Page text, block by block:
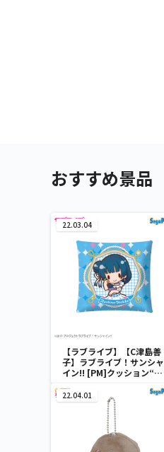
おすすめ景品
22.03.04
【ラブライブ】【C津島善
子】ラブライブ！サンシャ
イン!! [PM]クッション“1
22.04.01